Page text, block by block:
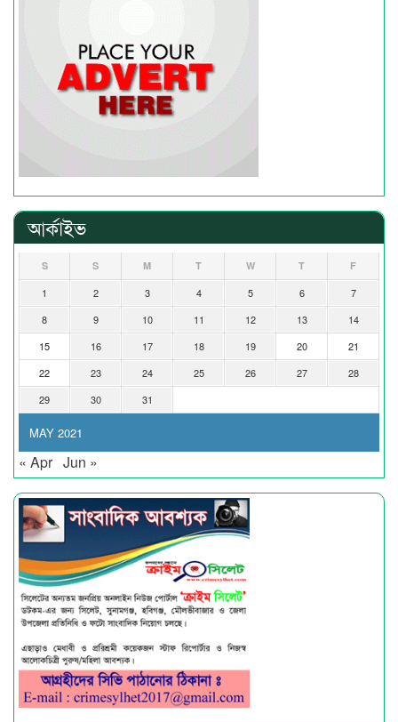
আর্কাইভ
MAY 2021
S S M T W T F
1 2 3 4 5 6
7
8
9 10 11 12 13
14
15
16 17 18 19 20
21
22
23 24 25 26 27
28
29
30 31
« Apr Jun »